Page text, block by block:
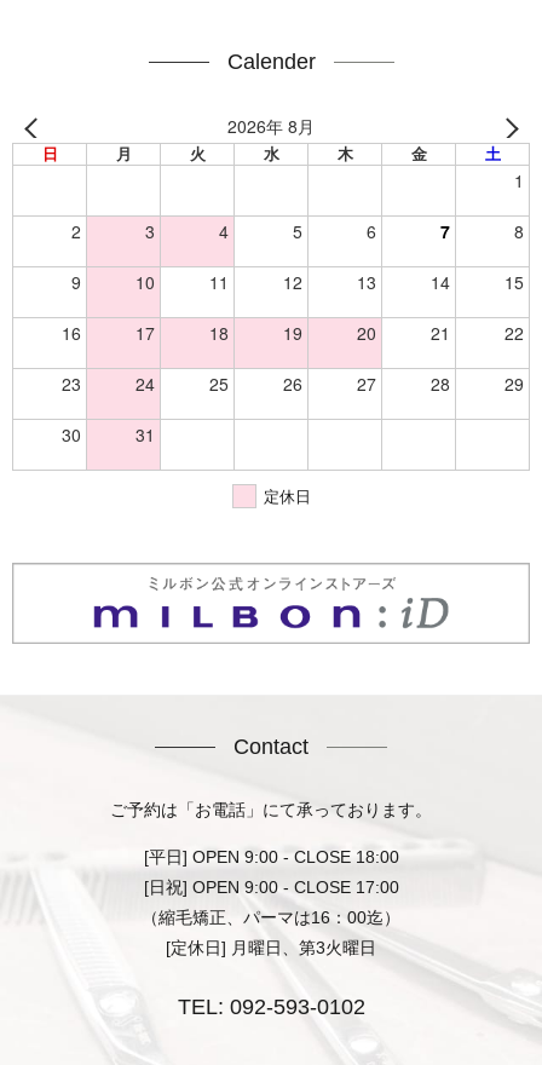
Calender
2026年 8月
日 月 火 水 木 金 土
1
2 3 4 5 6 7 8
9 10 11 12 13 14 15
16 17 18 19 20 21 22
23 24 25 26 27 28 29
30 31
定休日
Contact
ご予約は「お電話」にて承っております。
[平日] OPEN 9:00 - CLOSE 18:00
[日祝] OPEN 9:00 - CLOSE 17:00
（縮毛矯正、パーマは16：00迄）
[定休日] 月曜日、第3火曜日
TEL: 092-593-0102